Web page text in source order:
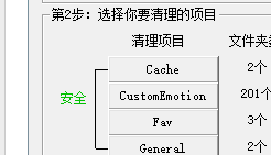
硬
盘
间
多
出